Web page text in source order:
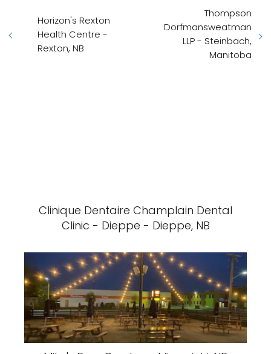
Horizon's Rexton
Health Centre -
Rexton, NB
Thompson
Dorfmansweatman
LLP - Steinbach,
Manitoba
Clinique Dentaire Champlain Dental
Clinic - Dieppe - Dieppe, NB